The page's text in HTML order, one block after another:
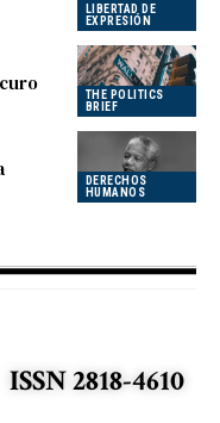
LIBERTAD DE
EXPRESIÓN
THE POLITICS
BRIEF
DERECHOS
HUMANOS
ISSN 2818-4610